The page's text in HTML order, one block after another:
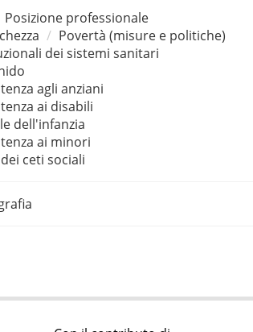
Posizione professionale
Povertà (misure e politiche)
dei sistemi sanitari
agli anziani
ai disabili
dell'infanzia
ai minori
ceti sociali